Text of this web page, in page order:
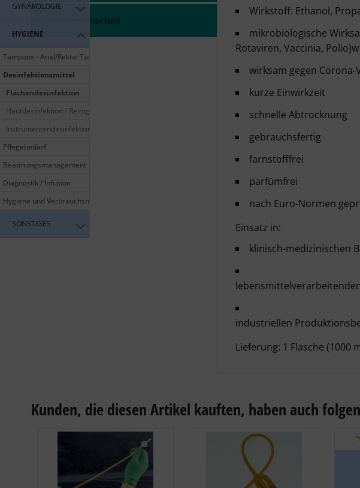
GYNÄKOLOGIE
HYGIENE
Tampons - Anal/Rektal Tampons
Desinfektionsmittel
Flächendesinfektion
Hautdesinfektion / Reinigung
Instrumentendesinfektion
Pflegebedarf
Beatmungsmanagement
Diagnostik / Infusion
Hygiene und Verbrauchsmaterial
SONSTIGES
Produktsicherheit
Wirkstoff: Ethanol,
mikrobiologische
Rotaviren, Vaccinia, Polio)w
wirksam gegen Corona-
kurze Einwirkzeit
schnelle Abtrocknung
gebrauchsfertig
farnstofffrei
parfümfrei
nach Euro-Normen
Einsatz in:
klinisch-medizinischen
industriellen
Lieferung: 1 Flasche (1000
Kunden, die diesen Artikel kauften, haben auch